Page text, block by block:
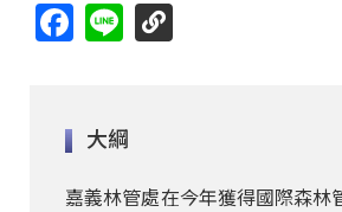
Facebook
Line
大綱
嘉義林管處在今年獲得國際森林